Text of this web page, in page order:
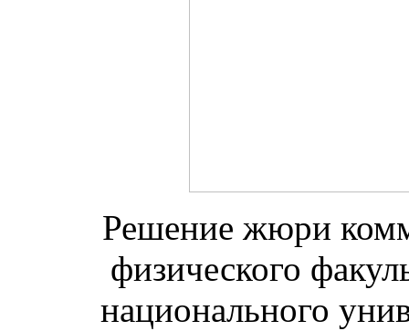
Решение жюри
физического
национального